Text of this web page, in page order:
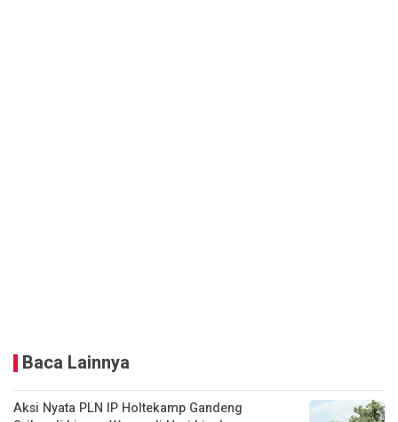
Baca Lainnya
Aksi Nyata PLN IP Holtekamp Gandeng